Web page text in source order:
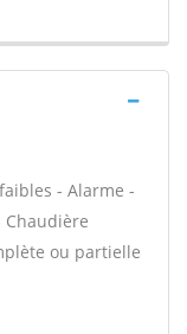
- Alarme -
ou partielle